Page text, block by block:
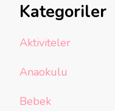
Kategoriler
Aktiviteler
Anaokulu
Bebek